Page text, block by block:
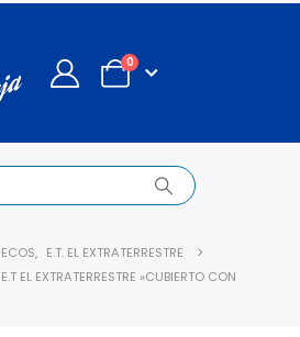
0
, E.T. EL EXTRATERRESTRE
EL EXTRATERRESTRE »CUBIERTO CON